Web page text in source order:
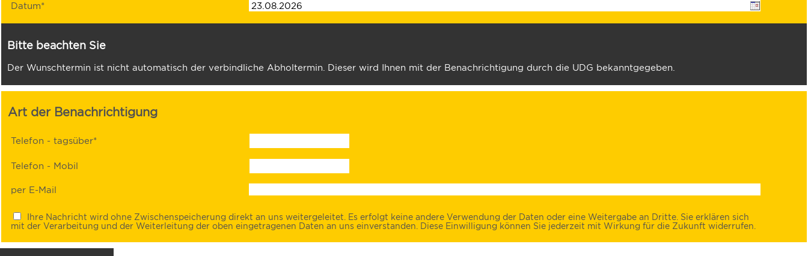
Datum*
Bitte beachten Sie
Der Wunschtermin ist nicht automatisch der verbindliche Abholtermin. Dieser wird Ihnen mit der Benachrichtigung durch die UDG bekanntgegeben.
Art der Benachrichtigung
Telefon - tagsüber*
Telefon - Mobil
per E-Mail
Ihre Nachricht wird ohne Zwischenspeicherung direkt an uns weitergeleitet. Es erfolgt keine andere Verwendung der Daten oder eine Weitergabe an Dritte. Sie erklären sich
mit der Verarbeitung und der Weiterleitung der oben eingetragenen Daten an uns einverstanden. Diese Einwilligung können Sie jederzeit mit Wirkung für die Zukunft widerrufen.